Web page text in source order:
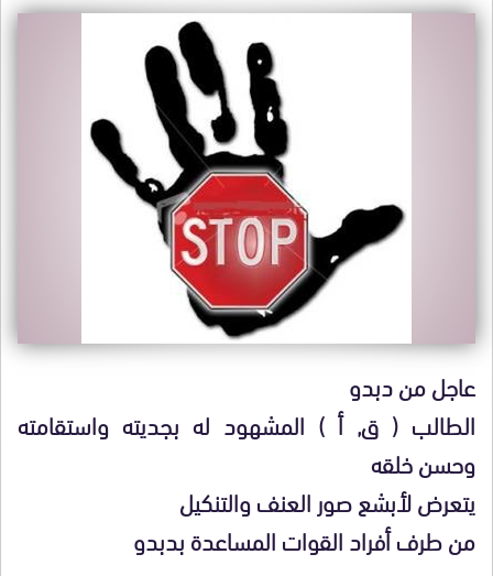
عاجل من دبدو
الطالب ( ق, أ ) المشهود له بجديته واستقامته
وحسن خلقه
يتعرض لأبشع صور العنف والتنكيل
من طرف أفراد القوات المساعدة بدبدو